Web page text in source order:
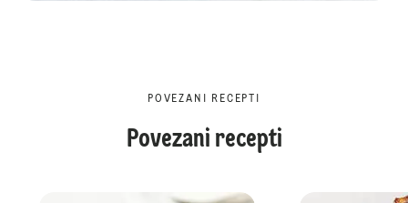
POVEZANI RECEPTI
Povezani recepti